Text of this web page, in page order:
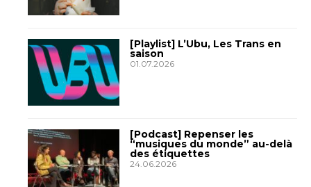
[Playlist] L’Ubu, Les Trans en
saison
01.07.2026
[Podcast] Repenser les
“musiques du monde” au-delà
des étiquettes
24.06.2026